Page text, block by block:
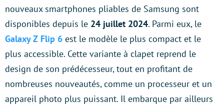
nouveaux smartphones pliables de Samsung sont
disponibles depuis le 24 juillet 2024. Parmi eux, le
Galaxy Z Flip 6 est le modèle le plus compact et le
plus accessible. Cette variante à clapet reprend le
design de son prédécesseur, tout en profitant de
nombreuses nouveautés, comme un processeur et un
appareil photo plus puissant. Il embarque par ailleurs